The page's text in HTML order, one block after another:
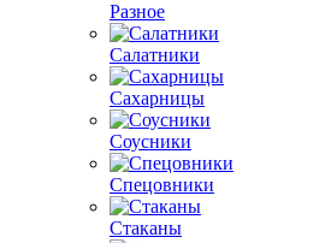
Разное
Салатники
Сахарницы
Соусники
Спецовники
Стаканы